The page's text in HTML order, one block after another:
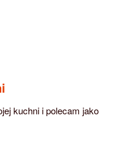
kuchni i polecam jako